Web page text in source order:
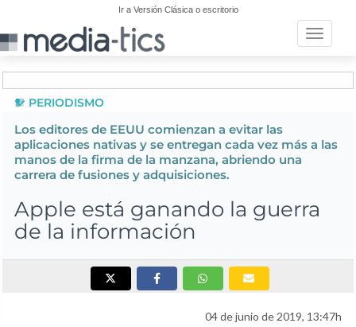
Ir a Versión Clásica o escritorio
Toggle
PERIODISMO
Los editores de EEUU comienzan a evitar las
aplicaciones nativas y se entregan cada vez más a las
manos de la firma de la manzana, abriendo una
carrera de fusiones y adquisiciones.
Apple está ganando la guerra
de la información
04 de junio de 2019, 13:47h